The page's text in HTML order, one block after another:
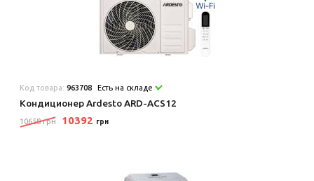
Код товара:963708 Есть на складе
Кондиционер Ardesto ARD-ACS12
10658 грн 10392 грн